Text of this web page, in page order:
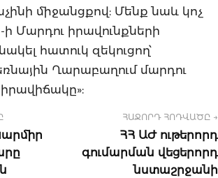
միջանցքով: Մենք նաև կոչ
Մարդու իրավունքների
հատուկ զեկուցող՝
Ղարաբաղում մարդու
ՀԱՋՈՐԴ ՀՈԴՎԱԾԸ →
ՀՀ ԱԺ ութերորդ
գումարման վեցերորդ
նստաշրջանի